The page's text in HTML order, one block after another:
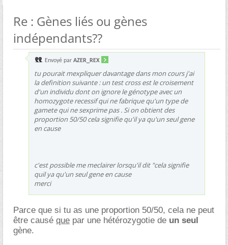
Re : Gènes liés ou gènes
indépendants??
Envoyé par AZER_REX
tu pourait mexpliquer davantage dans mon cours j'ai
la definition suivante : un test cross est le croisement
d'un individu dont on ignore le génotype avec un
homozygote recessif qui ne fabrique qu'un type de
gamete qui ne sexprime pas . Si on obtient des
proportion 50/50 cela signifie qu'il ya qu'un seul gene
en cause
c'est possible me meclairer lorsqu'il dit "cela signifie
quil ya qu'un seul gene en cause
merci
Parce que si tu as une proportion 50/50, cela ne peut
être causé que par une hétérozygotie de un seul
gène.